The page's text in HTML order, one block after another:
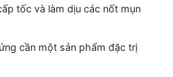
tốc và làm dịu các nốt mụn
cần một sản phẩm đặc trị